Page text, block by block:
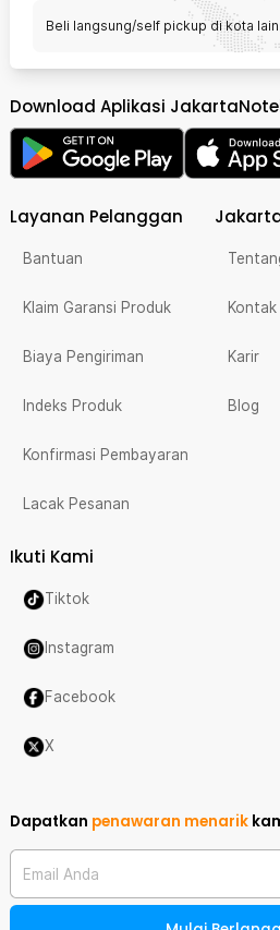
Beli langsung/self pickup di kota
Download Aplikasi
Layanan Pelanggan
Bantuan
Klaim Garansi Produk
Biaya Pengiriman
Indeks Produk
Konfirmasi Pembayaran
Lacak Pesanan
Kontak
Karir
Blog
Ikuti Kami
Tiktok
Instagram
Facebook
X
Dapatkan penawaran menarik
Email Anda